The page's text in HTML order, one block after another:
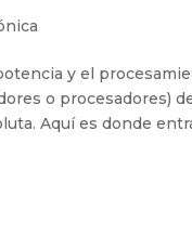
y el
o procesadores)
Aquí es donde